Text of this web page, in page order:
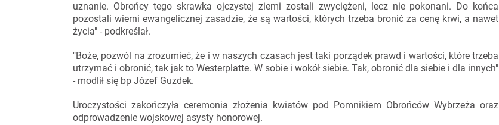
uznanie. Obrońcy tego skrawka ojczystej ziemi zostali zwyciężeni, lecz nie pokonani. Do końca
pozostali wierni ewangelicznej zasadzie, że są wartości, których trzeba bronić za cenę krwi, a nawet
życia" - podkreślał.
"Boże, pozwól na zrozumieć, że i w naszych czasach jest taki porządek prawd i wartości, które trzeba
utrzymać i obronić, tak jak to Westerplatte. W sobie i wokół siebie. Tak, obronić dla siebie i dla innych"
- modlił się bp Józef Guzdek.
Uroczystości zakończyła ceremonia złożenia kwiatów pod Pomnikiem Obrońców Wybrzeża oraz
odprowadzenie wojskowej asysty honorowej.